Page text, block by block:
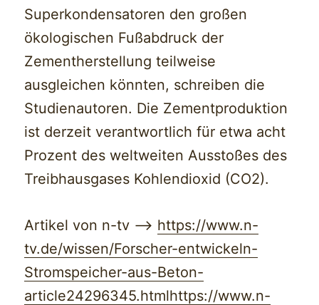
Superkondensatoren den großen
ökologischen Fußabdruck der
Zementherstellung teilweise
ausgleichen könnten, schreiben die
Studienautoren. Die Zementproduktion
ist derzeit verantwortlich für etwa acht
Prozent des weltweiten Ausstoßes des
Treibhausgases Kohlendioxid (CO2).
Artikel von n-tv —> https://www.n-
tv.de/wissen/Forscher-entwickeln-
Stromspeicher-aus-Beton-
article24296345.htmlhttps://www.n-